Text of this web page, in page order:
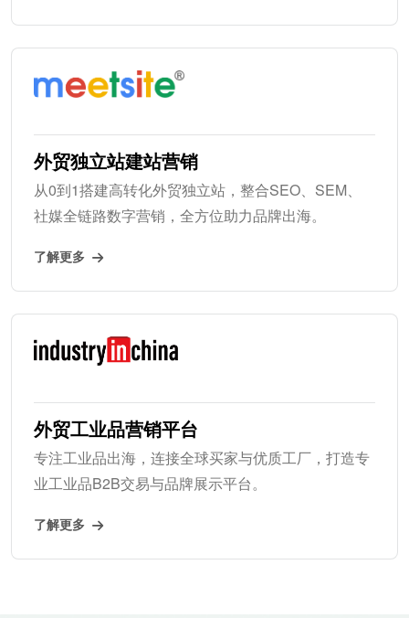
外贸独立站建站营销
从0到1搭建高转化外贸独立站，整合SEO、SEM、
社媒全链路数字营销，全方位助力品牌出海。
了解更多
外贸工业品营销平台
专注工业品出海，连接全球买家与优质工厂，打造专
业工业品B2B交易与品牌展示平台。
了解更多